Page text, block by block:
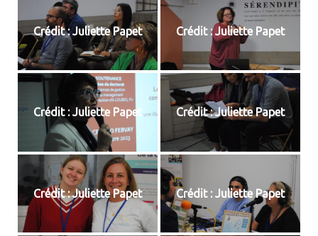
Crédit : Juliette Papet Crédit : Juliette Papet
Crédit : Juliette Papet Crédit : Juliette Papet
Crédit : Juliette Papet Crédit : Juliette Papet